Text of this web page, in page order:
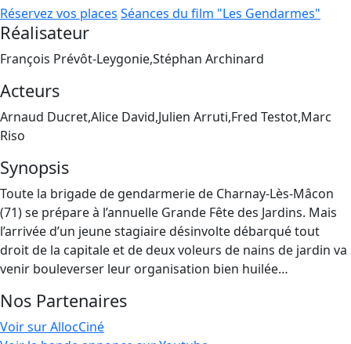
Réservez vos places Séances du film "Les Gendarmes"
Réalisateur
François Prévôt-Leygonie,Stéphan Archinard
Acteurs
Arnaud Ducret,Alice David,Julien Arruti,Fred Testot,Marc
Riso
Synopsis
Toute la brigade de gendarmerie de Charnay-Lès-Mâcon
(71) se prépare à l’annuelle Grande Fête des Jardins. Mais
l’arrivée d’un jeune stagiaire désinvolte débarqué tout
droit de la capitale et de deux voleurs de nains de jardin va
venir bouleverser leur organisation bien huilée…
Nos Partenaires
Voir sur AllocCiné